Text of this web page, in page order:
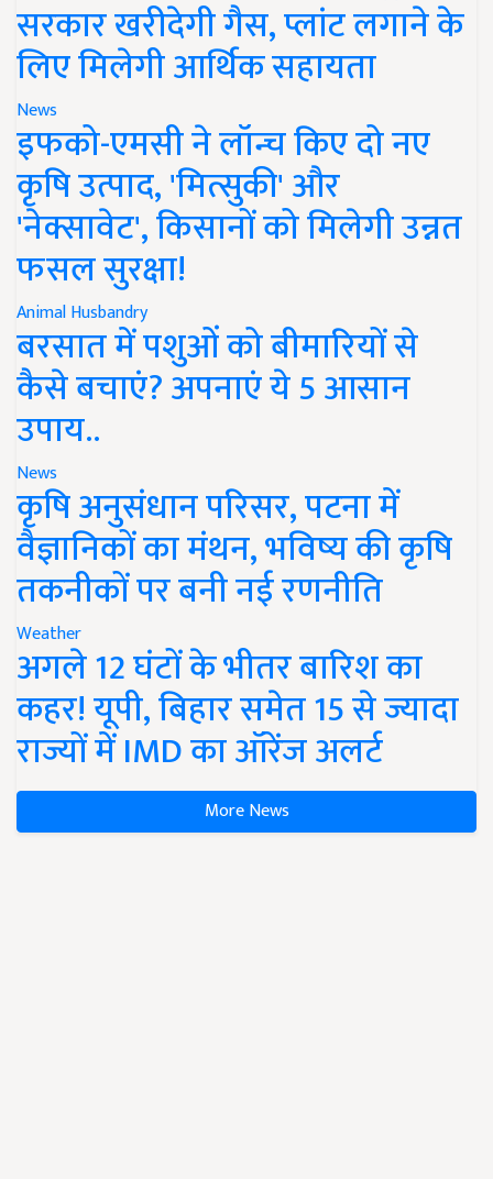
सरकार खरीदेगी गैस, प्लांट लगाने के
लिए मिलेगी आर्थिक सहायता
News
इफको-एमसी ने लॉन्च किए दो नए
कृषि उत्पाद, 'मित्सुकी' और
'नेक्सावेट', किसानों को मिलेगी उन्नत
फसल सुरक्षा!
Animal Husbandry
बरसात में पशुओं को बीमारियों से
कैसे बचाएं? अपनाएं ये 5 आसान
उपाय..
News
कृषि अनुसंधान परिसर, पटना में
वैज्ञानिकों का मंथन, भविष्य की कृषि
तकनीकों पर बनी नई रणनीति
Weather
अगले 12 घंटों के भीतर बारिश का
कहर! यूपी, बिहार समेत 15 से ज्यादा
राज्यों में IMD का ऑरेंज अलर्ट
More News